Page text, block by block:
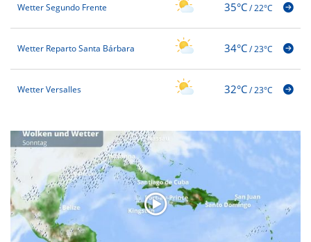
Wetter Segundo Frente 35°C/22°C
Wetter Reparto Santa Bárbara 34°C/23°C
Wetter Versalles 32°C/23°C